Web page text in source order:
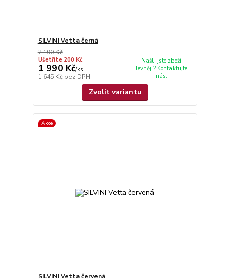
SILVINI Vetta černá
2 190 Kč
Ušetříte 200 Kč
1 990 Kč/ks
1 645 Kč bez DPH
Našli jste zboží
levněji? Kontaktujte
nás.
Zvolit variantu
Akce
SILVINI Vetta červená